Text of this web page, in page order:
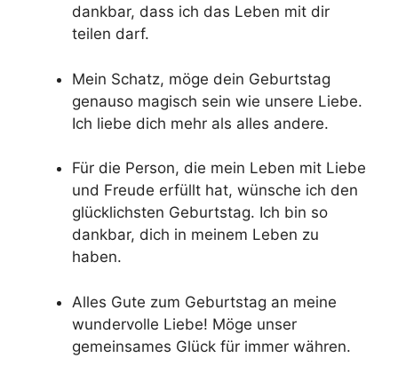
dankbar, dass ich das Leben mit dir
teilen darf.
Mein Schatz, möge dein Geburtstag
genauso magisch sein wie unsere Liebe.
Ich liebe dich mehr als alles andere.
Für die Person, die mein Leben mit Liebe
und Freude erfüllt hat, wünsche ich den
glücklichsten Geburtstag. Ich bin so
dankbar, dich in meinem Leben zu
haben.
Alles Gute zum Geburtstag an meine
wundervolle Liebe! Möge unser
gemeinsames Glück für immer währen.